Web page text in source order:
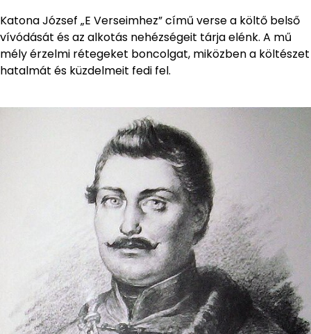
Katona József „E Verseimhez” című verse a költő belső
vívódását és az alkotás nehézségeit tárja elénk. A mű
mély érzelmi rétegeket boncolgat, miközben a költészet
hatalmát és küzdelmeit fedi fel.